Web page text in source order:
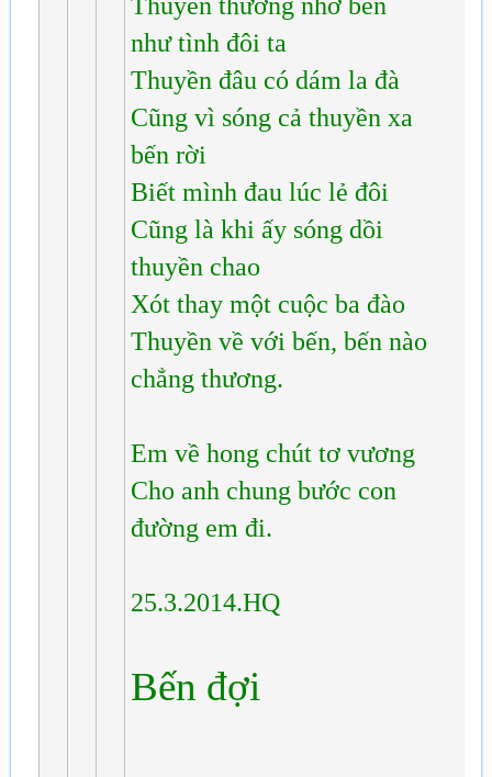
như tình đôi ta
Thuyền đâu có dám la đà
Cũng vì sóng cả thuyền xa
bến rời
Biết mình đau lúc lẻ đôi
Cũng là khi ấy sóng dồi
thuyền chao
Xót thay một cuộc ba đào
Thuyền về với bến, bến nào
chẳng thương.
Em về hong chút tơ vương
Cho anh chung bước con
đường em đi.
25.3.2014.HQ
Bến đợi